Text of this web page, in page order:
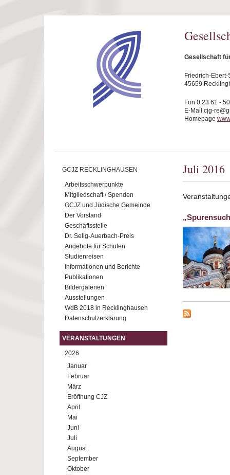
Gesellschaft
Friedrich-Ebert-
45659
Fon 0 23 61 -
E-Mail cjg-
Homepage
GCJZ RECKLINGHAUSEN
Arbeitsschwerpunkte
Mitgliedschaft / Spenden
GCJZ und Jüdische Gemeinde
Der Vorstand
Geschäftsstelle
Dr. Selig-Auerbach-Preis
Angebote für Schulen
Studienreisen
Informationen und Berichte
Publikationen
Bildergalerien
Ausstellungen
WdB 2018 in Recklinghausen
Datenschutzerklärung
VERANSTALTUNGEN
2026
Januar
Februar
März
Eröffnung CJZ
April
Mai
Juni
Juli
August
September
Oktober
Juli 2016